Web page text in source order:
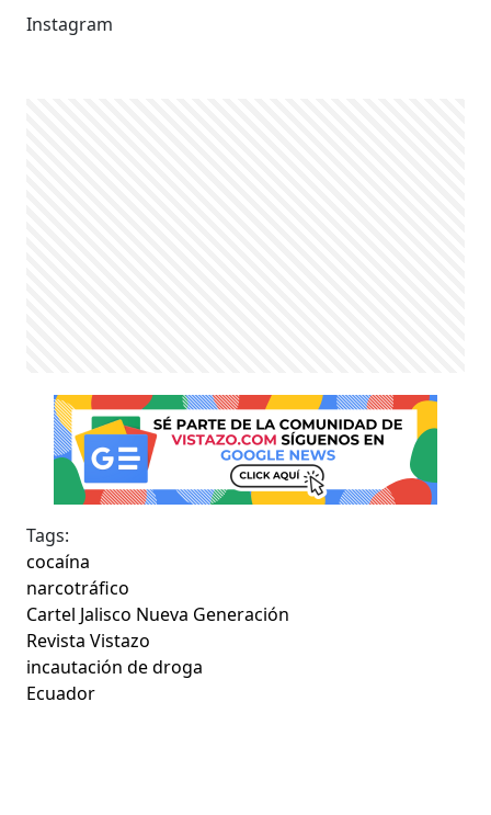
Instagram
Tags:
cocaína
narcotráfico
Cartel Jalisco Nueva Generación
Revista Vistazo
incautación de droga
Ecuador